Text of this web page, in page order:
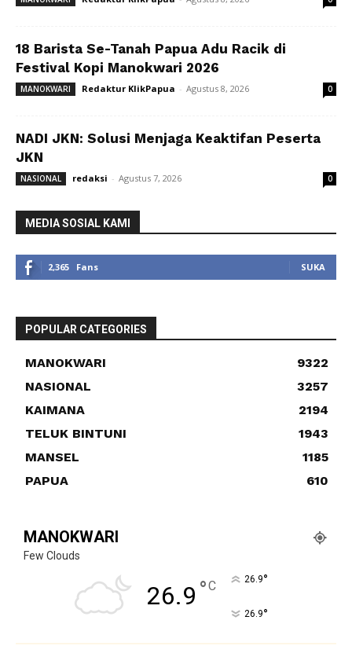
18 Barista Se-Tanah Papua Adu Racik di
Festival Kopi Manokwari 2026
MANOKWARI Redaktur KlikPapua - Agustus 8, 2026 0
NADI JKN: Solusi Menjaga Keaktifan Peserta
JKN
NASIONAL redaksi - Agustus 7, 2026 0
MEDIA SOSIAL KAMI
2,365 Fans SUKA
POPULAR CATEGORIES
MANOKWARI
9322
NASIONAL
3257
KAIMANA
2194
TELUK BINTUNI
1943
MANSEL
1185
PAPUA
610
MANOKWARI
Few Clouds
26.9 °C 26.9°
26.9°